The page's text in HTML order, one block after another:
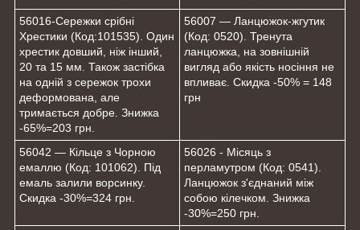
56016-Сережки срібні
Хрестики (Код:101535). Один
хрестик довший, ніж інший,
20 та 15 мм. Також застібка
на одній з сережок трохи
деформована, але
тримається добре. Знижка
-65%=203 грн.
56007 — Ланцюжок-жгутик
(Код: 0520). Тренута
ланцюжка, на зовнішній
вигляд або якість носіння не
впливає. Скидка -50% = 148
грн
56042 — Кільце з Чорною
емаллю (Код: 101062). Під
емаль залили ворсинку.
Скидка -30%=324 грн.
56026 - Місяць з
перламутром (Код: 0541).
Ланцюжок з'єднаний між
собою кілечком. Знижка
-30%=250 грн.